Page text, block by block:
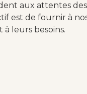
aux attentes
est de fournir à
leurs besoins.